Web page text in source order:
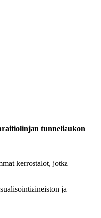
tunneliaukon
kerrostalot, jotka
ja